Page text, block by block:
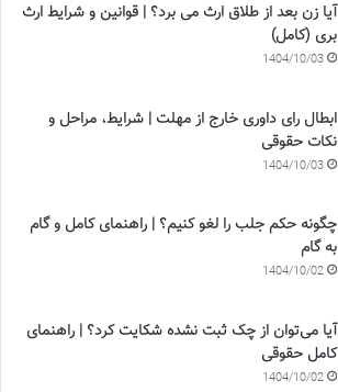
آیا زن بعد از طلاق ارث می برد؟ | قوانین و شرایط ارث
بری (کامل)
1404/10/03
ابطال رای داوری خارج از مهلت | شرایط، مراحل و
نکات حقوقی
1404/10/03
چگونه حکم جلب را لغو کنیم؟ | راهنمای کامل و گام
به گام
1404/10/02
آیا می‌توان از چک ثبت نشده شکایت کرد؟ | راهنمای
کامل حقوقی
1404/10/02